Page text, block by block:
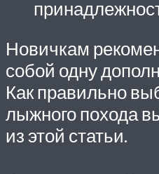
Новичкам
собой одну
Как правильно
лыжного похода
из этой статьи.